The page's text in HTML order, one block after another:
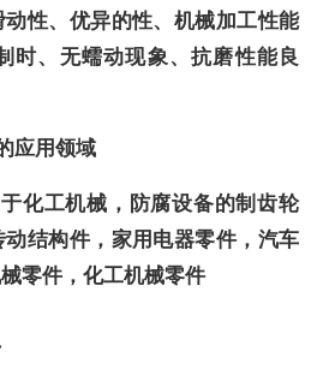
性、优异的性、机械加工性能
时、无蠕动现象、抗磨性能良
应用领域
化工机械，防腐设备的制齿轮
结构件，家用电器零件，汽车
零件，化工机械零件